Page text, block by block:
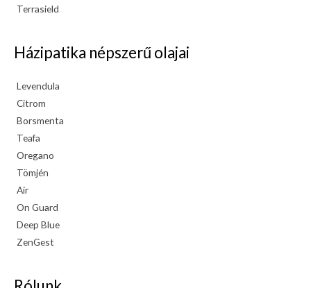
Terrasield
Házipatika népszerű olajai
Levendula
Citrom
Borsmenta
Teafa
Oregano
Tömjén
Air
On Guard
Deep Blue
ZenGest